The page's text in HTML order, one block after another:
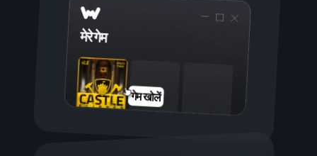
मेरे गेम
गेम खोलें